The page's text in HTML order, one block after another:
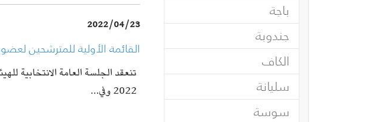
باجة
جندوبة
الكاف
سليانة
سوسة
2022/04/23
القائمة الأولية للمترشحين
2022 وفي…